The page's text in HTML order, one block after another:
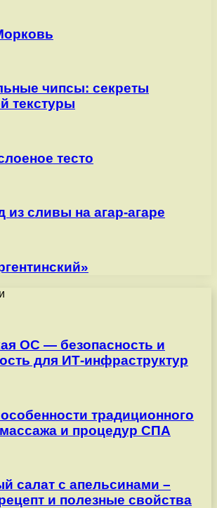
чипсы: секреты
текстуры
тесто
из сливы на агар-агаре
ОС — безопасность и
для ИТ-инфраструктур
традиционного
массажа и процедур СПА
салат с апельсинами –
и полезные свойства